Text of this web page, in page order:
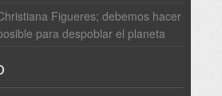
Figueres; debemos hacer
para despoblar el planeta